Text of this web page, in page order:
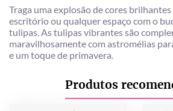
Traga uma explosão de cores brilhantes
escritório ou qualquer espaço com o
tulipas. As tulipas vibrantes são
maravilhosamente com astromélias
e um toque de primavera.
Produtos